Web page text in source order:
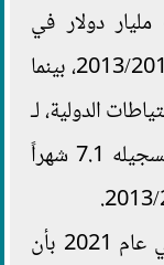
2021/2022، مقارنة بتسجيله 40.6 مليار دولار في
2020/2021، و16.7 مليار دولار في 2013/2014، بينما
الدولية، لـ
7.5 شهراً في 2021/2022، مقارنة بتسجيله 7.1 شهراً
وبشأن الطاقة والسياحة اعتبر البنك في عام 2021 بأن